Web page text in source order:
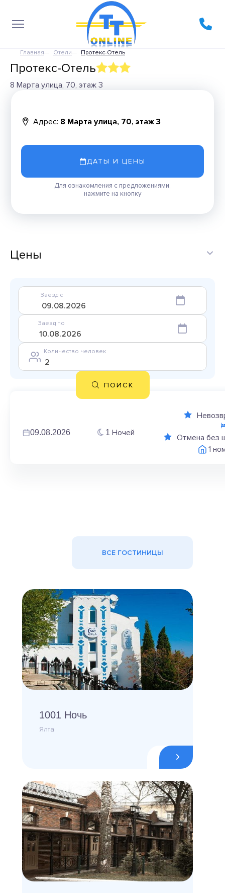
Главная Отели Протекс-Отель
Протекс-Отель
8 Марта улица, 70, этаж 3
Адрес: 8 Марта улица, 70, этаж 3
ДАТЫ И ЦЕНЫ
Для ознакомления с предложениями,
нажмите на кнопку
Цены
Заезд с
Заезд по
Количество человек
ПОИСК
09.08.2026 1 Ночей
Отмена без
1
ВСЕ ГОСТИНИЦЫ
1001 Ночь
Ялта